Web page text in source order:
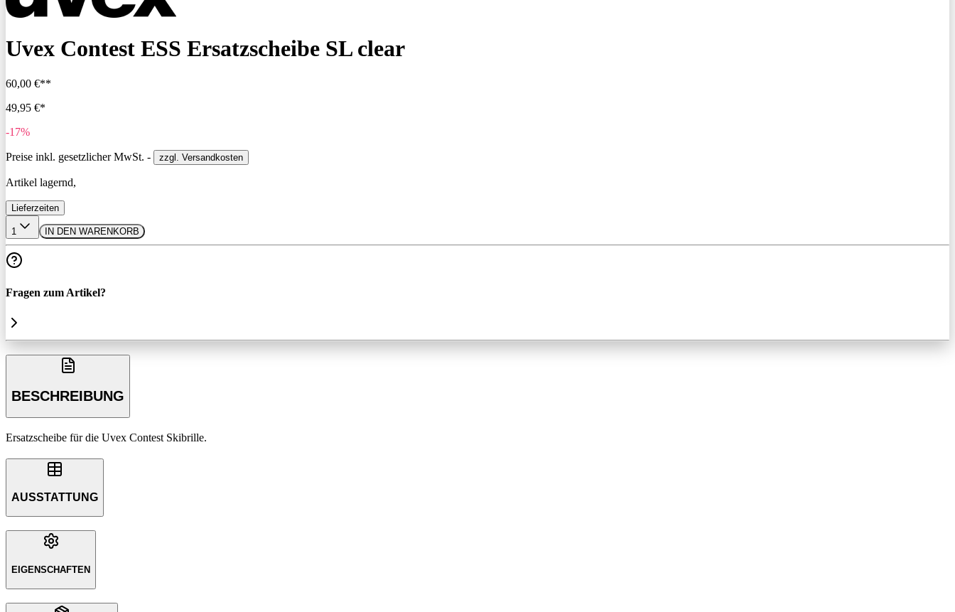
Uvex Contest ESS Ersatzscheibe SL clear
60,00 €**
49,95 €*
-17%
Preise inkl. gesetzlicher MwSt. - zzgl. Versandkosten
Artikel lagernd,
Lieferzeiten
1 IN DEN WARENKORB
Fragen zum Artikel?
BESCHREIBUNG
Ersatzscheibe für die Uvex Contest Skibrille.
AUSSTATTUNG
EIGENSCHAFTEN